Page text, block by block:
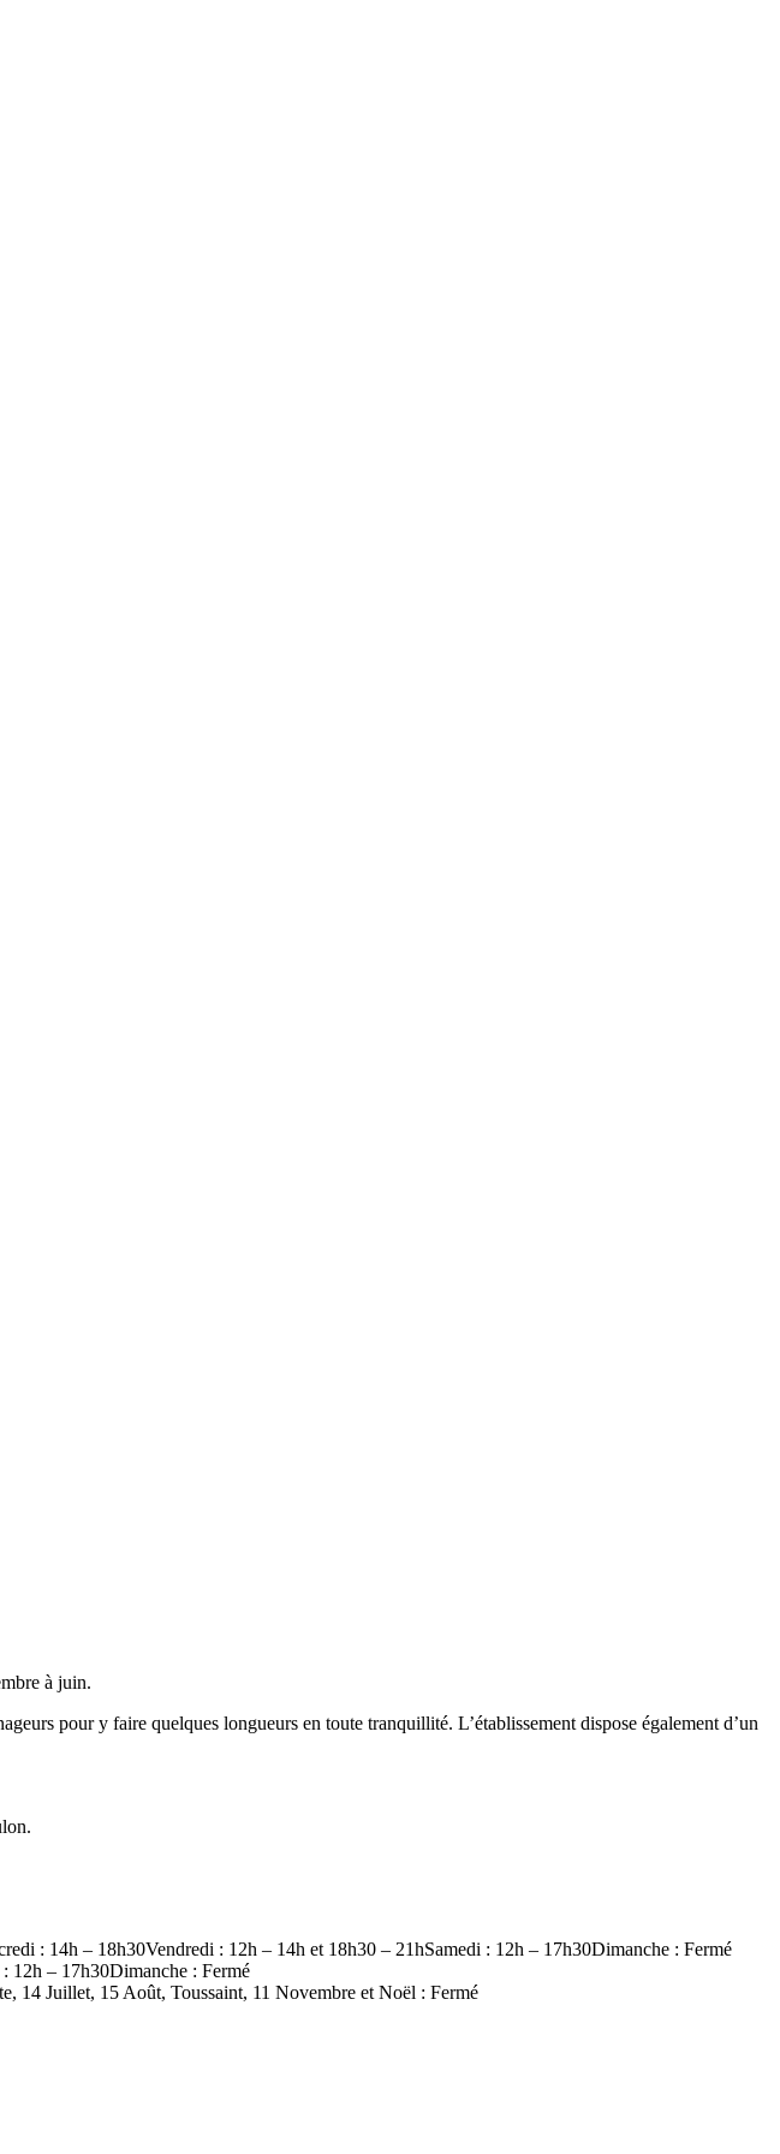
à juin.
pour y faire quelques longueurs en toute tranquillité. L’établissement dispose également d’un
: 14h – 18h30Vendredi : 12h – 14h et 18h30 – 21hSamedi : 12h – 17h30Dimanche : Fermé
12h – 17h30Dimanche : Fermé
14 Juillet, 15 Août, Toussaint, 11 Novembre et Noël : Fermé